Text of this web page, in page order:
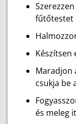
fűtőtestet
Készítsen
Maradjon
csukja be
és meleg